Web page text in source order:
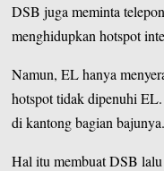
DSB juga meminta
menghidupkan hotspot
Namun, EL hanya
hotspot tidak dipenuhi
di kantong bagian bajunya.
Hal itu membuat DSB